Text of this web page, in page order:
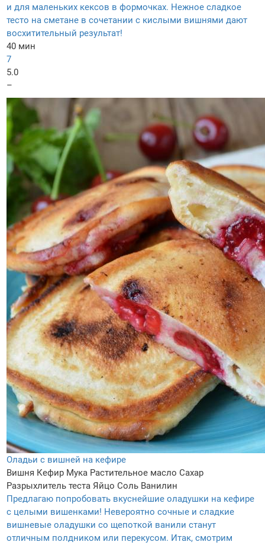
и для маленьких кексов в формочках. Нежное сладкое
тесто на сметане в сочетании с кислыми вишнями дают
восхитительный результат!
40 мин
7
5.0
–
Оладьи с вишней на кефире
Вишня Кефир Мука Растительное масло Сахар
Разрыхлитель теста Яйцо Соль Ванилин
Предлагаю попробовать вкуснейшие оладушки на кефире
с целыми вишенками! Невероятно сочные и сладкие
вишневые оладушки со щепоткой ванили станут
отличным полдником или перекусом. Итак, смотрим